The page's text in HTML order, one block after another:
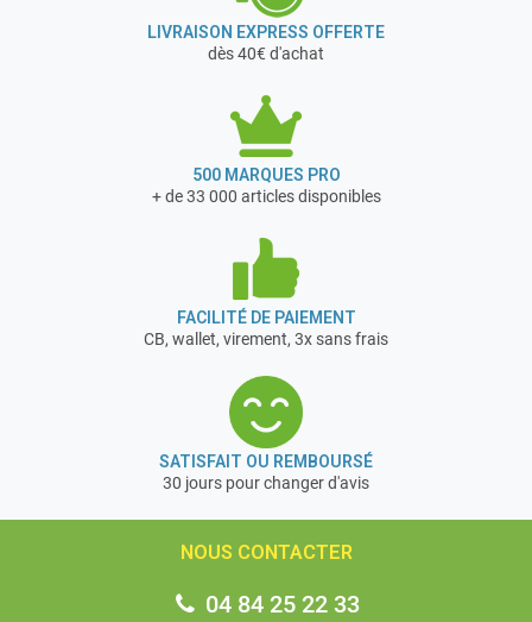
LIVRAISON EXPRESS OFFERTE
dès 40€ d'achat
500 MARQUES PRO
+ de 33 000 articles disponibles
FACILITÉ DE PAIEMENT
CB, wallet, virement, 3x sans frais
SATISFAIT OU REMBOURSÉ
30 jours pour changer d'avis
NOUS CONTACTER
04 84 25 22 33